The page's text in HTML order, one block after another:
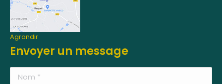
Agrandir
Envoyer un message